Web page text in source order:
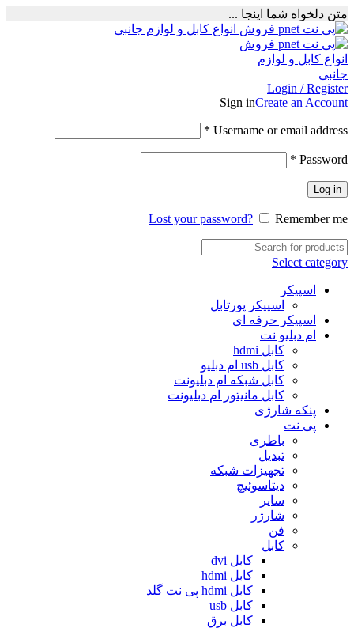
متن دلخواه شما اینجا ...
Login / Register
Sign inCreate an Account
Username or email address
*
Password
*
Log in
Lost your password? Remember me
Select category
اسپیکر
اسپیکر پورتابل
اسپیکر حرفه ای
ام دبلیو نت
کابل hdmi
کابل usb ام دبلیو
کابل شبکه ام دبلیونت
کابل مانیتور ام دبلیونت
پنکه شارژی
پی نت
باطری
تبدیل
تجهیزات شبکه
دیتاسوئیچ
سایر
شارژر
فن
کابل
کابل dvi
کابل hdmi
کابل hdmi پی نت گلد
کابل usb
کابل برق